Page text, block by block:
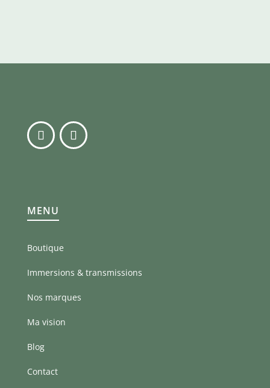
MENU
Boutique
Immersions & transmissions
Nos marques
Ma vision
Blog
Contact